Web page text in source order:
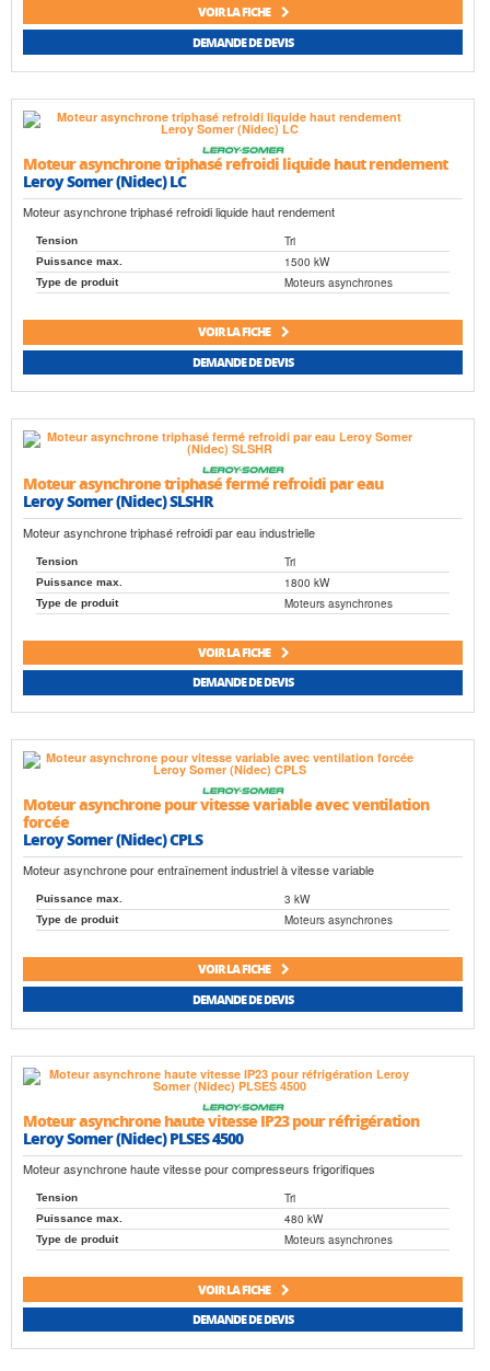
VOIR LA FICHE
DEMANDE DE DEVIS
Moteur asynchrone triphasé refroidi liquide haut rendement
Leroy Somer (Nidec) LC
Moteur asynchrone triphasé refroidi liquide haut rendement
Tension Tri
Puissance max. 1500 kW
Type de produit Moteurs asynchrones
VOIR LA FICHE
DEMANDE DE DEVIS
Moteur asynchrone triphasé fermé refroidi par eau
Leroy Somer (Nidec) SLSHR
Moteur asynchrone triphasé refroidi par eau industrielle
Tension Tri
Puissance max. 1800 kW
Type de produit Moteurs asynchrones
VOIR LA FICHE
DEMANDE DE DEVIS
Moteur asynchrone pour vitesse variable avec ventilation
forcée
Leroy Somer (Nidec) CPLS
Moteur asynchrone pour entraînement industriel à vitesse variable
Puissance max. 3 kW
Type de produit Moteurs asynchrones
VOIR LA FICHE
DEMANDE DE DEVIS
Moteur asynchrone haute vitesse IP23 pour réfrigération
Leroy Somer (Nidec) PLSES 4500
Moteur asynchrone haute vitesse pour compresseurs frigorifiques
Tension Tri
Puissance max. 480 kW
Type de produit Moteurs asynchrones
VOIR LA FICHE
DEMANDE DE DEVIS